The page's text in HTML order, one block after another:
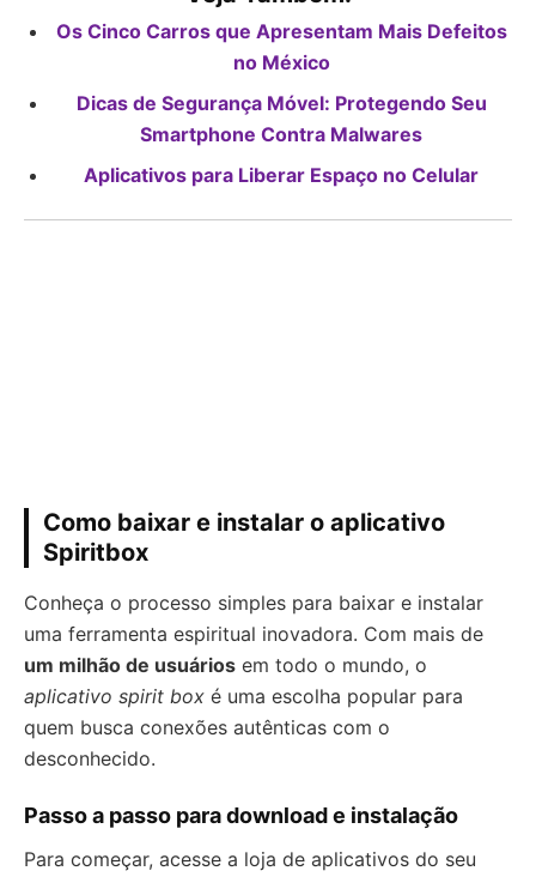
Os Cinco Carros que Apresentam Mais Defeitos
no México
Dicas de Segurança Móvel: Protegendo Seu
Smartphone Contra Malwares
Aplicativos para Liberar Espaço no Celular
Como baixar e instalar o aplicativo
Spiritbox
Conheça o processo simples para baixar e instalar
uma ferramenta espiritual inovadora. Com mais de
um milhão de usuários em todo o mundo, o
aplicativo spirit box é uma escolha popular para
quem busca conexões autênticas com o
desconhecido.
Passo a passo para download e instalação
Para começar, acesse a loja de aplicativos do seu